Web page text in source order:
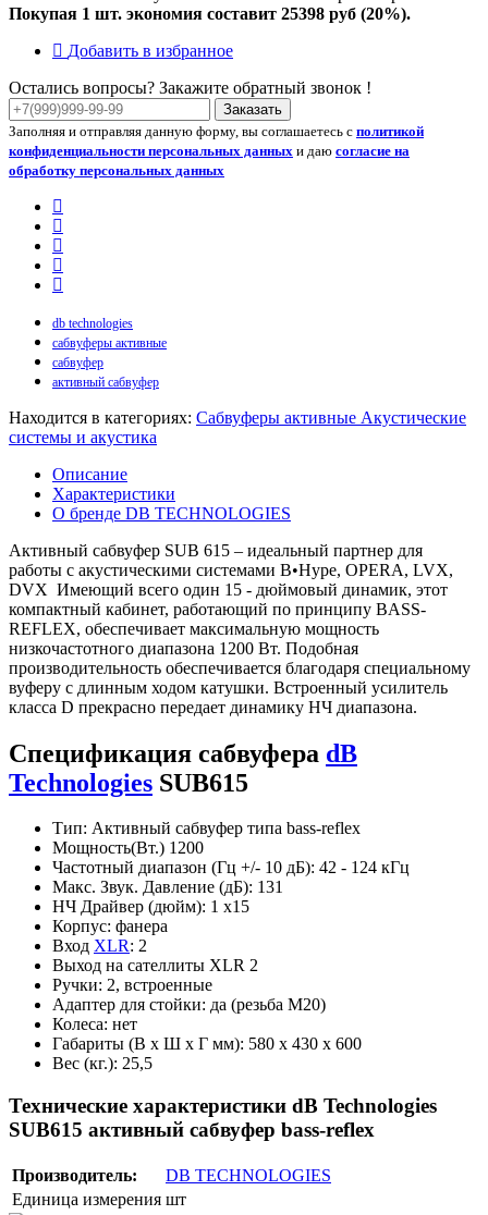
Покупая 1 шт. экономия составит 25398 руб (20%).
Добавить в избранное
Остались вопросы? Закажите обратный звонок !
Заказать
Заполняя и отправляя данную форму, вы соглашаетесь с политикой
конфиденциальности персональных данных и даю согласие на
обработку персональных данных
db technologies
сабвуферы активные
сабвуфер
активный сабвуфер
Находится в категориях: Сабвуферы активные Акустические
системы и акустика
Описание
Характеристики
О бренде DB TECHNOLOGIES
Активный сабвуфер SUB 615 – идеальный партнер для
работы с акустическими системами B•Hype, OPERA, LVX,
DVX Имеющий всего один 15 - дюймовый динамик, этот
компактный кабинет, работающий по принципу BASS-
REFLEX, обеспечивает максимальную мощность
низкочастотного диапазона 1200 Вт. Подобная
производительность обеспечивается благодаря специальному
вуферу с длинным ходом катушки. Встроенный усилитель
класса D прекрасно передает динамику НЧ диапазона.
Спецификация сабвуфера dB
Technologies SUB615
Тип: Активный сабвуфер типа bass-reflex
Мощность(Вт.) 1200
Частотный диапазон (Гц +/- 10 дБ): 42 - 124 кГц
Макс. Звук. Давление (дБ): 131
НЧ Драйвер (дюйм): 1 х15
Корпус: фанера
Вход XLR: 2
Выход на сателлиты XLR 2
Ручки: 2, встроенные
Адаптер для стойки: да (резьба М20)
Колеса: нет
Габариты (В х Ш х Г мм): 580 х 430 х 600
Вес (кг.): 25,5
Технические характеристики dB Technologies
SUB615 активный сабвуфер bass-reflex
Производитель:
DB TECHNOLOGIES
Единица измерения шт